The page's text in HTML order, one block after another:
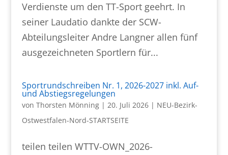
Verdienste um den TT-Sport geehrt. In
seiner Laudatio dankte der SCW-
Abteilungsleiter Andre Langner allen fünf
ausgezeichneten Sportlern für...
Sportrundschreiben Nr. 1, 2026-2027 inkl. Auf-
und Abstiegsregelungen
von Thorsten Mönning| 20. Juli 2026| NEU-Bezirk-
Ostwestfalen-Nord-STARTSEITE
teilen teilen WTTV-OWN_2026-